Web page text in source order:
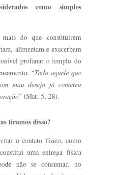
como simples
do que constituírem
alimentam e exacerbam
profanar o templo do
“Todo aquele que
mau desejo já cometeu
” (Mat. 5, 28).
tiramos disso?
o contato físico, como
uma entrega física
não se consumar, no